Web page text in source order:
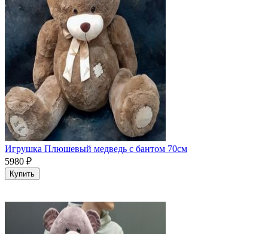
Игрушка Плюшевый медведь с бантом 70см
5980 ₽
Купить